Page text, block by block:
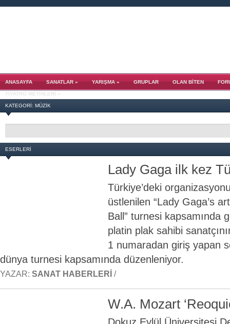
ANASAYFA SANATLAR» YARIŞMA» GRUPLAR OLAN BITEN
TIYATRO METINLERI »
KATEGORI: MÜZİK
ESERLERI
Lady Gaga ilk kez
Türkiye’deki
üstlenilen “Lady Gaga’s
Ball” turnesi kapsamında
platin plak sahibi
1 numaradan giriş yapan
dünya turnesi kapsamında düzenleniyor.
YAZAR: SANAT HABERLERI /
W.A. Mozart